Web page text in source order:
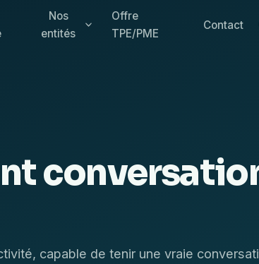
Nos
entités
Offre
TPE/PME
Contact
capable de tenir une vraie